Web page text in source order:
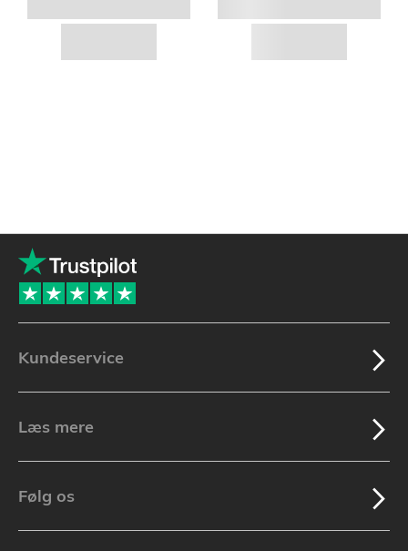
Kundeservice
Læs mere
Følg os